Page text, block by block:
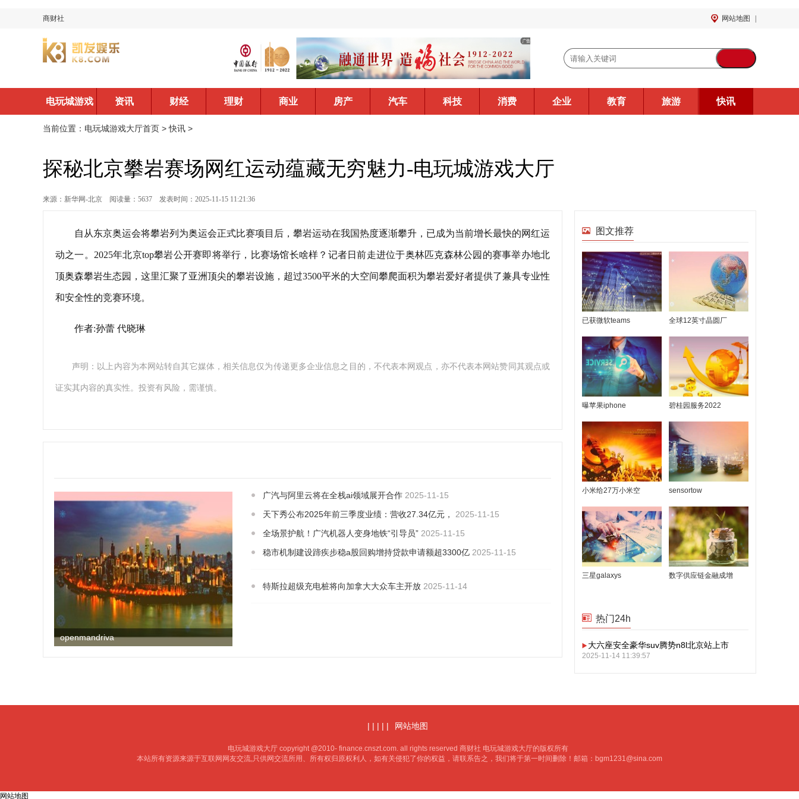
商财社 网站地图
电玩城游戏
大厅首页
资讯 财经 理财 商业 房产 汽车 科技 消费 企业 教育 旅游 快讯
当前位置： 电玩城游戏大厅首页 >快讯 >
探秘北京攀岩赛场网红运动蕴藏无穷魅力-电玩城游戏大厅
来源：新华网-北京 阅读量：5637 发表时间：2025-11-15 11:21:36
自从东京奥运会将攀岩列为奥运会正式比赛项目后，攀岩运动在我国热度逐渐攀升，已成为当前增长最快的网红运
动之一。2025年北京top攀岩公开赛即将举行，比赛场馆长啥样？记者日前走进位于奥林匹克森林公园的赛事举办地北
顶奥森攀岩生态园，这里汇聚了亚洲顶尖的攀岩设施，超过3500平米的大空间攀爬面积为攀岩爱好者提供了兼具专业性
和安全性的竞赛环境。
作者:孙蕾 代晓琳
声明：以上内容为本网站转自其它媒体，相关信息仅为传递更多企业信息之目的，不代表本网观点，亦不代表本网站赞同其观点或
证实其内容的真实性。投资有风险，需谨慎。
openmandriva
广汽与阿里云将在全栈ai领域展开合作 2025-11-15
天下秀公布2025年前三季度业绩：营收27.34亿元，
2025-11-15
全场景护航！广汽机器人变身地铁“引导员” 2025-11-15
稳市机制建设蹄疾步稳a股回购增持贷款申请额超3300亿 2025-11-15
特斯拉超级充电桩将向加拿大大众车主开放 2025-11-14
图文推荐
已获微软teams 全球12英寸晶圆厂
曝苹果iphone 碧桂园服务2022
小米给27万小米空 sensortow
三星galaxys 数字供应链金融成增
热门24h
大六座安全豪华suv腾势n8l北京站上市
2025-11-14 11:39:57
| | | | | 网站地图
电玩城游戏大厅 copyright @2010- finance.cnszt.com. all rights reserved 商财社 电玩城游戏大厅的版权所有
本站所有资源来源于互联网网友交流,只供网交流所用、所有权归原权利人，如有关侵犯了你的权益，请联系告之，我们将于第一时间删除！邮箱： bgm1231@sina.com
网站地图